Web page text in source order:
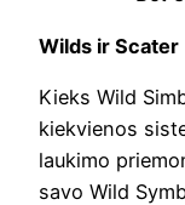
Wilds ir Scater
Kieks Wild
kiekvienos
laukimo
savo Wild